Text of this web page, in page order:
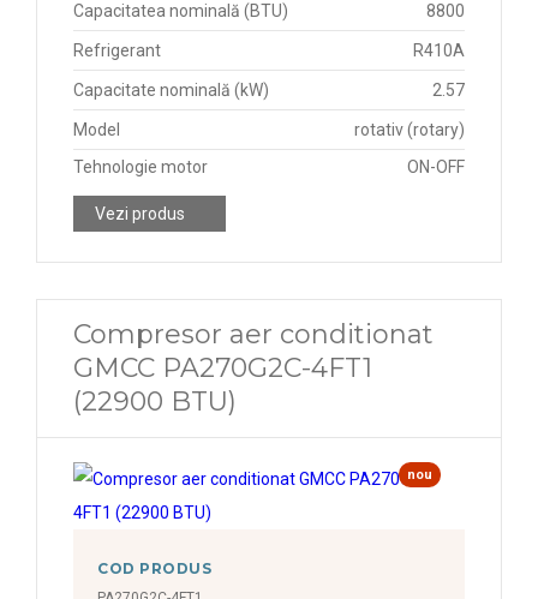
Capacitatea nominală (BTU) 8800
Refrigerant R410A
Capacitate nominală (kW) 2.57
Model
rotativ (rotary)
Tehnologie motor
ON-OFF
Vezi produs
Compresor aer conditionat
GMCC PA270G2C-4FT1
(22900 BTU)
nou
COD PRODUS